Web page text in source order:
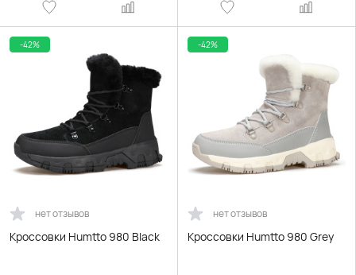
-42%
нет отзывов
Кроссовки Humtto 980 Black
-42%
нет отзывов
Кроссовки Humtto 980 Grey